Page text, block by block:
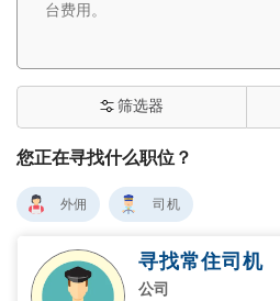
台费用。
您正在寻找什么职位？
筛选器
外佣 司机
寻找常住司机
公司